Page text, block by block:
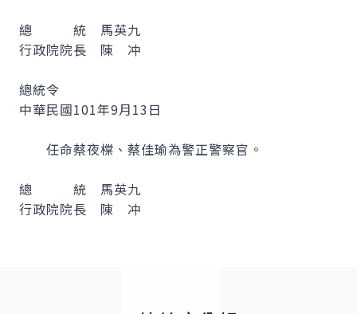
總 統 馬英九
行政院院長 陳 冲
總統令
中華民國101年9月13日
任命蔡夜橖、蔡佳瑜為警正警察官。
總 統 馬英九
行政院院長 陳 冲